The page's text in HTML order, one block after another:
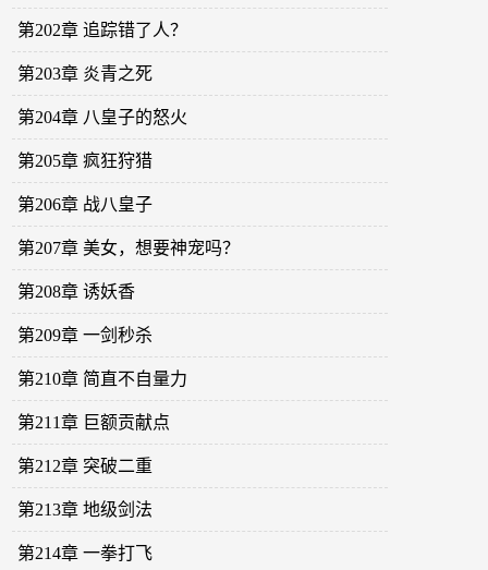
第202章 追踪错了人？
第203章 炎青之死
第204章 八皇子的怒火
第205章 疯狂狩猎
第206章 战八皇子
第207章 美女，想要神宠吗？
第208章 诱妖香
第209章 一剑秒杀
第210章 简直不自量力
第211章 巨额贡献点
第212章 突破二重
第213章 地级剑法
第214章 一拳打飞